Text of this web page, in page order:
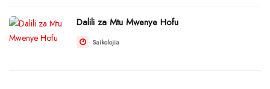
Dalili za Mtu Mwenye Hofu
Saikolojia